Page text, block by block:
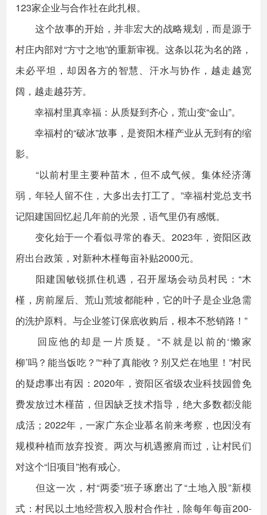
123家企业与合作社在此扎根。
这个故事的开始，并非宏大的战略规划，而是源于
村庄内部对“方寸之地”的重新审视。这条以花为名的路，
未必平坦，却因各方的智慧、汗水与协作，越走越宽
阔，越走越芬芳。
幸福村里真幸福：从质疑到齐心，荒山变“金山”。
幸福村的“破冰”故事，是资阳木槿产业从无到有的缩
影。
“以前村里主要种苗木，但不成气候。集体经济薄
弱，年轻人留不住，大多出去打工了。”幸福村党总支书
记阳建国回忆起几年前的光景，语气里仍有感慨。
变化始于一个看似寻常的春天。2023年，资阳区政
府出台政策，对新种木槿每亩补贴2000元。
阳建国敏锐抓住机遇，召开屋场会动员村民：“木
槿，房前屋后、荒山荒坡都能种，它的叶子是企业急需
的洗护原料。与企业签订保底收购后，根本不愁销路！”
回应他的却是一片质疑。“不就是以前的‘懒家
柳’吗？能当饭吃？”“种了真能收？别又烂在地里！”村民
的疑虑事出有因：2020年，资阳区省级农业科技园曾免
费发放过木槿苗，但因缺乏技术指导，绝大多数都没能
成活；2022年，一家广东企业慕名前来考察，也因没有
规模种植而放弃投资。两次与机遇擦肩而过，让村民们
对这个“旧项目”抱有戒心。
但这一次，村“两委”班子琢磨出了“土地入股”新模
式：村民以土地经营权入股村合作社，除每年每亩200-